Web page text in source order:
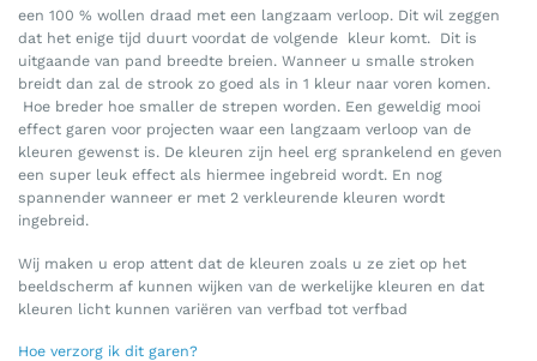
een 100 % wollen draad met een langzaam verloop. Dit wil zeggen
dat het enige tijd duurt voordat de volgende kleur komt. Dit is
uitgaande van pand breedte breien. Wanneer u smalle stroken
breidt dan zal de strook zo goed als in 1 kleur naar voren komen.
Hoe breder hoe smaller de strepen worden. Een geweldig mooi
effect garen voor projecten waar een langzaam verloop van de
kleuren gewenst is. De kleuren zijn heel erg sprankelend en geven
een super leuk effect als hiermee ingebreid wordt. En nog
spannender wanneer er met 2 verkleurende kleuren wordt
ingebreid.
Wij maken u erop attent dat de kleuren zoals u ze ziet op het
beeldscherm af kunnen wijken van de werkelijke kleuren en dat
kleuren licht kunnen variëren van verfbad tot verfbad
Hoe verzorg ik dit garen?